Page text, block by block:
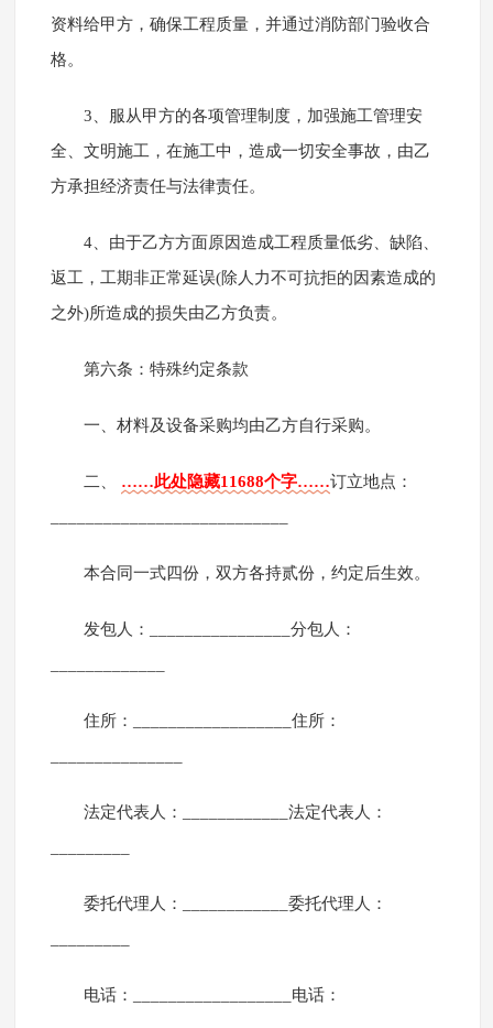
资料给甲方，确保工程质量，并通过消防部门验收合
格。
3、服从甲方的各项管理制度，加强施工管理安
全、文明施工，在施工中，造成一切安全事故，由乙
方承担经济责任与法律责任。
4、由于乙方方面原因造成工程质量低劣、缺陷、
返工，工期非正常延误(除人力不可抗拒的因素造成的
之外)所造成的损失由乙方负责。
第六条：特殊约定条款
一、材料及设备采购均由乙方自行采购。
二、 ……此处隐藏11688个字……订立地点：
本合同一式四份，双方各持贰份，约定后生效。
发包人：________________分包人：
住所：__________________住所：
法定代表人：____________法定代表人：
委托代理人：____________委托代理人：
电话：__________________电话：